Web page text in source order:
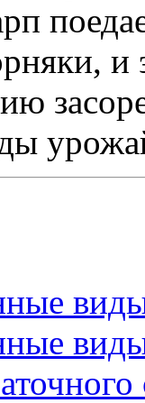
и
виды
виды